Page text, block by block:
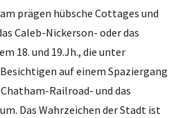
prägen hübsche Cottages und
Caleb-Nickerson- oder das
18. und 19.Jh., die unter
auf einem Spaziergang
Railroad- und das
Das Wahrzeichen der Stadt ist